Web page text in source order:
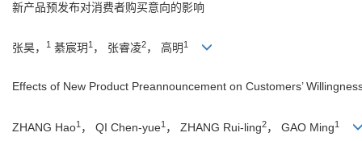
新产品预发布对消费者购买意向的影响
张昊， 1 綦宸玥 1 ， 张睿凌2， 高明 1
Effects of New Product Preannouncement on Customers’
ZHANG Hao1 ， QI Chen-yue1 ， ZHANG Rui-ling2， GAO Ming1